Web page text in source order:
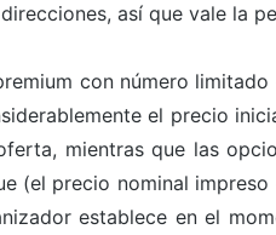
así que vale la
con número
el precio
mientras que las
(el precio nominal
establece en el